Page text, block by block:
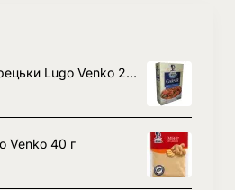
Каша Булгур по-турецьки Lugo Venko 216 г
Venko 40 г